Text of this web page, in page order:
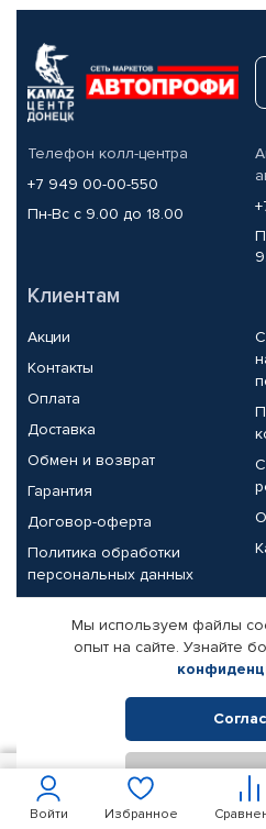
Войти Избранное
Телефон колл-центра
+7 949 00-00-550
Пн-Вс с 9.00 до 18.00
Клиентам
Акции
Контакты
Оплата
Доставка
Обмен и возврат
Гарантия
Договор-оферта
Политика обработки
персональных данных
Партнерам
Корпоративным клиентам
Поставщикам
© КАМАЗ ЦЕНТР ДОНЕЦК, 2015-2026.
Интернет-магазин автомобильных
Мы используем файлы
опыт на сайте. Узнайте
300